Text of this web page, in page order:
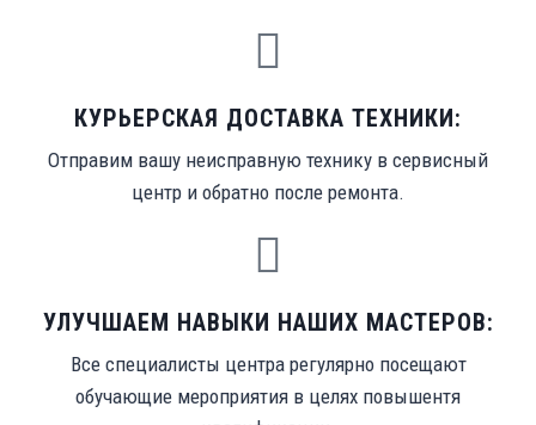
КУРЬЕРСКАЯ ДОСТАВКА ТЕХНИКИ:
Отправим вашу неисправную технику в сервисный
центр и обратно после ремонта.
УЛУЧШАЕМ НАВЫКИ НАШИХ МАСТЕРОВ:
Все специалисты центра регулярно посещают
обучающие мероприятия в целях повышентя